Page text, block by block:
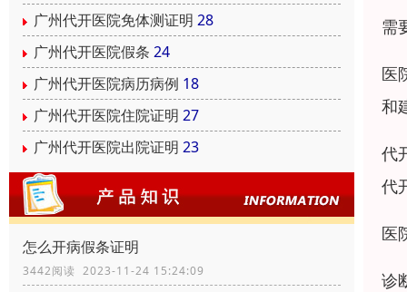
广州代开医院免体测证明 28
广州代开医院假条 24
广州代开医院病历病例 18
广州代开医院住院证明 27
广州代开医院出院证明 23
怎么开病假条证明
3442阅读 2023-11-24 15:24:09
需
医
和
代
代
医
诊